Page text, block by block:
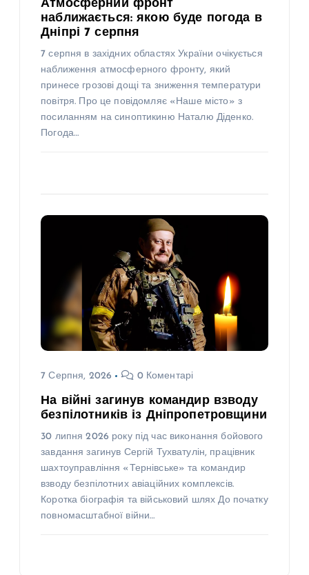
Атмосферний фронт
наближається: якою буде погода в
Дніпрі 7 серпня
7 серпня в західних областях України очікується
наближення атмосферного фронту, який
принесе грозові дощі та зниження температури
повітря. Про це повідомляє «Наше місто» з
посиланням на синоптикиню Наталю Діденко.
Погода…
7 Серпня, 2026 0 Коментарі
На війні загинув командир взводу
безпілотників із Дніпропетровщини
30 липня 2026 року під час виконання бойового
завдання загинув Сергій Тухватулін, працівник
шахтоуправління «Тернівське» та командир
взводу безпілотних авіаційних комплексів.
Коротка біографія та військовий шлях До початку
повномасштабної війни…